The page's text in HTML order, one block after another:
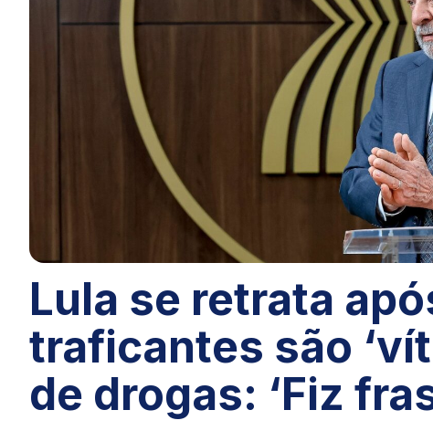
Lula se retrata
traficantes são
de drogas: ‘Fiz